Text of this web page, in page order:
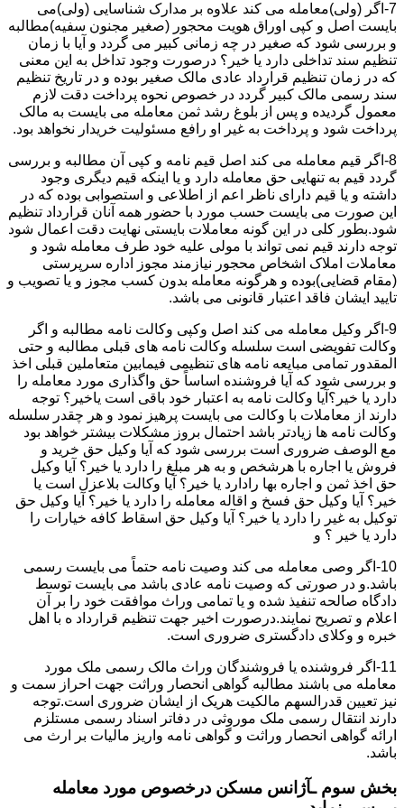
7-اگر (ولی)معامله می کند علاوه بر مدارک شناسایی (ولی)می
بایست اصل و کپی اوراق هویت محجور (صغیر مجنون سفیه)مطالبه
و بررسی شود که صغیر در چه زمانی کبیر می گردد و آیا با زمان
تنظیم سند تداخلی دارد یا خیر؟ درصورت وجود تداخل به این معنی
که در زمان تنظیم قرارداد عادی مالک صغیر بوده و در تاریخ تنظیم
سند رسمی مالک کبیر گردد در خصوص نحوه پرداخت دقت لازم
معمول گردیده و پس از بلوغ رشد ثمن معامله می بایست به مالک
پرداخت شود و پرداخت به غیر او رافع مسئولیت خریدار نخواهد بود.
8-اگر قیم معامله می کند اصل قیم نامه و کپی آن مطالبه و بررسی
گردد قیم به تنهایی حق معامله دارد و یا اینکه قیم دیگری وجود
داشته و یا قیم دارای ناظر اعم از اطلاعی و استصوابی بوده که در
این صورت می بایست حسب مورد با حضور همه آنان قرارداد تنظیم
شود.بطور کلی در این گونه معاملات بایستی نهایت دقت اعمال شود
توجه دارند قیم نمی تواند با مولی علیه خود طرف معامله شود و
معاملات املاک اشخاص محجور نیازمند مجوز اداره سرپرستی
(مقام قضایی)بوده و هرگونه معامله بدون کسب مجوز و یا تصویب و
تایید ایشان فاقد اعتبار قانونی می باشد.
9-اگر وکیل معامله می کند اصل وکپی وکالت نامه مطالبه و اگر
وکالت تفویضی است سلسله وکالت نامه های قبلی مطالبه و حتی
المقدور تمامی مبایعه نامه های تنظیمی فیمابین متعاملین قبلی اخذ
و بررسی شود که آیا فروشنده اساساً حق واگذاری مورد معامله را
دارد یا خیر؟آیا وکالت نامه به اعتبار خود باقی است یاخیر؟ توجه
دارند از معاملات با وکالت می بایست پرهیز نمود و هر چقدر سلسله
وکالت نامه ها زیادتر باشد احتمال بروز مشکلات بیشتر خواهد بود
مع الوصف ضروری است بررسی شود که آیا وکیل حق خرید و
فروش یا اجاره با هرشخص و به هر مبلغ را دارد یا خیر؟ آیا وکیل
حق اخذ ثمن و اجاره بها رادارد یا خیر؟ آیا وکالت بلاعزل است یا
خیر؟ آیا وکیل حق فسخ و اقاله معامله را دارد یا خیر؟ آیا وکیل حق
توکیل به غیر را دارد یا خیر؟ آیا وکیل حق اسقاط کافه خیارات را
دارد یا خیر ؟ و
10-اگر وصی معامله می کند وصیت نامه حتماً می بایست رسمی
باشد.و در صورتی که وصیت نامه عادی باشد می بایست توسط
دادگاه صالحه تنفیذ شده و یا تمامی وراث موافقت خود را بر آن
اعلام و تصریح نمایند.درصورت اخیر جهت تنظیم قرارداد ه با اهل
خبره و وکلای دادگستری ضروری است.
11-اگر فروشنده یا فروشندگان وراث مالک رسمی ملک مورد
معامله می باشند مطالبه گواهی انحصار وراثت جهت احراز سمت و
نیز تعیین قدرالسهم مالکیت هریک از ایشان ضروری است.توجه
دارند انتقال رسمی ملک موروثی در دفاتر اسناد رسمی مستلزم
ارائه گواهی انحصار وراثت و گواهی نامه واریز مالیات بر ارث می
باشد.
بخش سوم ـآژانس مسکن درخصوص مورد معامله